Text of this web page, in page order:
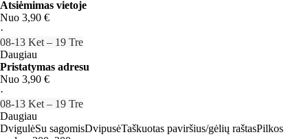
Atsiėmimas vietoje
Nuo 3,90 €
·
08‑13 Ket – 19 Tre
Daugiau
Pristatymas adresu
Nuo 3,90 €
·
08‑13 Ket – 19 Tre
Daugiau
DvigulėSu sagomisDvipusėTaškuotas paviršius/gėlių raštasPilkos